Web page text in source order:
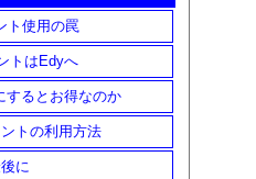
ト使用の罠
トはEdyへ
するとお得なのか
トの利用方法
に